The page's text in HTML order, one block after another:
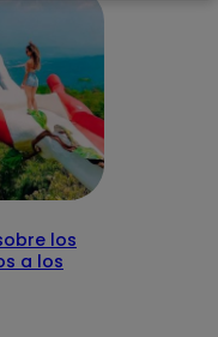
los
a los